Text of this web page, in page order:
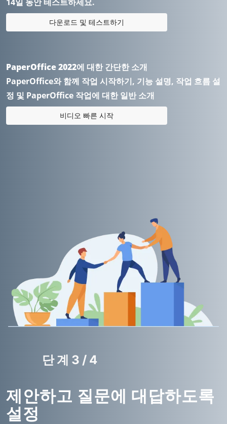
다운로드 및 테스트하기
PaperOffice 2022에 대한 간단한 소개
PaperOffice와 함께 작업 시작하기, 기능 설명, 작업 흐름 설
정 및 PaperOffice 작업에 대한 일반 소개
비디오 빠른 시작
단계3/4
제안하고 질문에 대답하도록
설정